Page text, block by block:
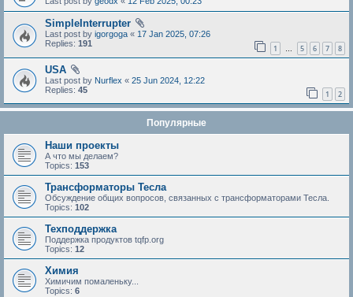
SimpleInterrupter
Last post by igorgoga « 17 Jan 2025, 07:26
Replies: 191 1 … 5 6 7 8
USA
Last post by Nurflex « 25 Jun 2024, 12:22
Replies: 45 1 2
Популярные
Наши проекты
А что мы делаем?
Topics: 153
Трансформаторы Тесла
Обсуждение общих вопросов, связанных с трансформаторами Тесла.
Topics: 102
Техподдержка
Поддержка продуктов tqfp.org
Topics: 12
Химия
Химичим помаленьку...
Topics: 6